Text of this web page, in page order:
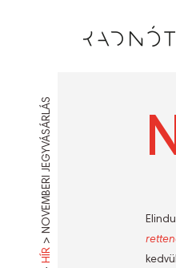
HÍR
>
NOVEMBERI JEGYVÁSÁRLÁS